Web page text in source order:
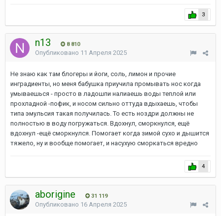
3
n13 8 810
Опубликовано 11 Апреля 2025
Не знаю как там блогеры и йоги, соль, лимон и прочие
инградиенты, но меня бабушка приучила промывать нос когда
умываешься - просто в ладошпи налиаешь воды теплой или
прохладной -пофик, и носом сильно оттуда вдыхаешь, чтобы
типа эмульсия такая получилась. То есть ноздри должны не
полностью в воду погружаться. Вдохнул, сморкнулся, ещё
вдохнул -ещё сморкнулся. Помогает когда зимой сухо и дышится
тяжело, ну и вообще помогает, и насухую сморкаться вредно
4
aborigine 31 119
Опубликовано 16 Апреля 2025